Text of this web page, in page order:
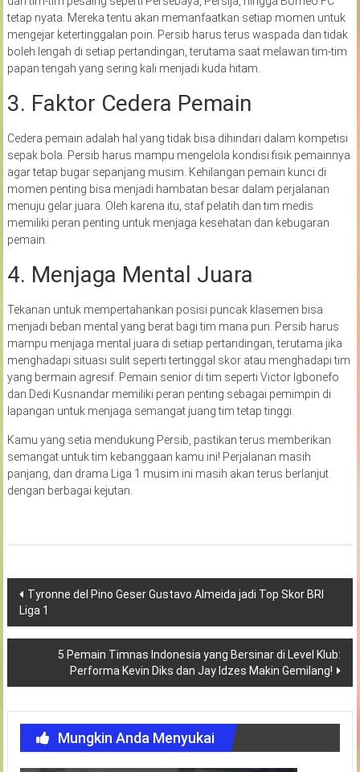
tetap nyata. Mereka tentu akan memanfaatkan setiap momen untuk
mengejar ketertinggalan poin. Persib harus terus waspada dan tidak
boleh lengah di setiap pertandingan, terutama saat melawan tim-tim
papan tengah yang sering kali menjadi kuda hitam.
3. Faktor Cedera Pemain
Cedera pemain adalah hal yang tidak bisa dihindari dalam kompetisi
sepak bola. Persib harus mampu mengelola kondisi fisik pemainnya
agar tetap bugar sepanjang musim. Kehilangan pemain kunci di
momen penting bisa menjadi hambatan besar dalam perjalanan
menuju gelar juara. Oleh karena itu, staf pelatih dan tim medis
memiliki peran penting untuk menjaga kesehatan dan kebugaran
pemain.
4. Menjaga Mental Juara
Tekanan untuk mempertahankan posisi puncak klasemen bisa
menjadi beban mental yang berat bagi tim mana pun. Persib harus
mampu menjaga mental juara di setiap pertandingan, terutama jika
menghadapi situasi sulit seperti tertinggal skor atau menghadapi tim
yang bermain agresif. Pemain senior di tim seperti Victor Igbonefo
dan Dedi Kusnandar memiliki peran penting sebagai pemimpin di
lapangan untuk menjaga semangat juang tim tetap tinggi.
Kamu yang setia mendukung Persib, pastikan terus memberikan
semangat untuk tim kebanggaan kamu ini! Perjalanan masih
panjang, dan drama Liga 1 musim ini masih akan terus berlanjut
dengan berbagai kejutan.
Navigasi
pos
Tyronne del Pino Geser Gustavo Almeida jadi Top Skor BRI
Liga 1
5 Pemain Timnas Indonesia yang Bersinar di Level Klub:
Performa Kevin Diks dan Jay Idzes Makin Gemilang!
Mungkin Anda Menyukai